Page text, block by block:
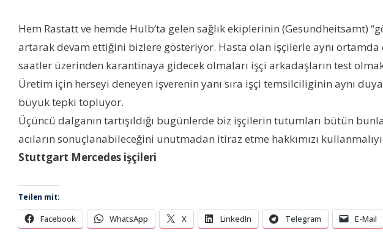
Hem Rastatt ve hemde Hulb’ta gelen sağlık ekiplerinin (Gesundheitsamt)
artarak devam ettiğini bizlere gösteriyor. Hasta olan işçilerle aynı
saatler üzerinden karantinaya gidecek olmaları işçi arkadaşların test
Üretim için herseyi deneyen işverenin yanı sıra işçi temsilciliginin aynı
büyük tepki topluyor.
Üçüncü dalganın tartışıldığı bugünlerde biz işçilerin tutumları bütün
acıların sonuçlanabileceğini unutmadan itiraz etme hakkımızı
Stuttgart Mercedes işçileri
Teilen mit:
Facebook WhatsApp X LinkedIn Telegram E-Mail